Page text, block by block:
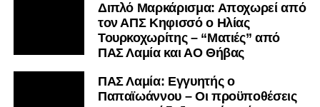
Διπλό Μαρκάρισμα: Αποχωρεί από
τον ΑΠΣ Κηφισσό ο Ηλίας
Τουρκοχωρίτης – “Ματιές” από
ΠΑΣ Λαμία και ΑΟ Θήβας
ΠΑΣ Λαμία: Εγγυητής ο
Παπαϊωάννου – Οι προϋποθέσεις